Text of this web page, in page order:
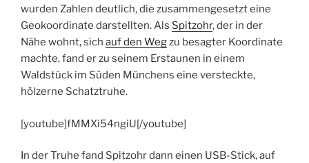
wurden Zahlen deutlich, die zusammengesetzt eine
Geokoordinate darstellten. Als Spitzohr, der in der
Nähe wohnt, sich auf den Wegzu besagter Koordinate
machte, fand er zu seinem Erstaunen in einem
Waldstück im Süden Münchens eine versteckte,
hölzerne Schatztruhe.
[youtube]fMMXi54ngiU[/youtube]
In der Truhe fand Spitzohr dann einen USB-Stick, auf